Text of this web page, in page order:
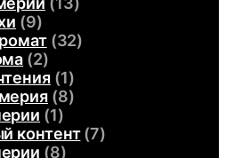
(9)
(32)
(2)
(1)
(8)
(1)
контент(7)
(8)